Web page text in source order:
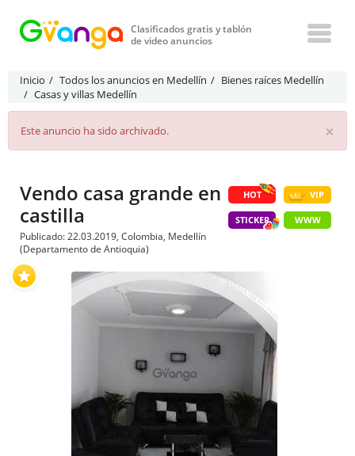
Clasificados gratis y tablón
de video anuncios
Inicio Todos los anuncios en Medellín
Bienes raíces Medellín
Casas y villas Medellín
×
Este anuncio ha sido archivado.
HOT VIP
STICKER WWW
Vendo casa grande en
castilla
Publicado: 22.03.2019, Colombia, Medellín
(Departamento de Antioquia)